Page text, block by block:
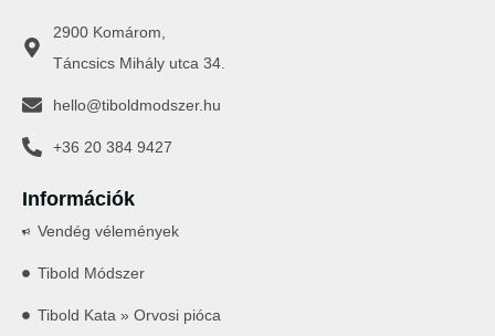
2900 Komárom,
Táncsics Mihály utca 34.
hello@tiboldmodszer.hu
+36 20 384 9427
Információk
Vendég vélemények
Tibold Módszer
Tibold Kata » Orvosi pióca